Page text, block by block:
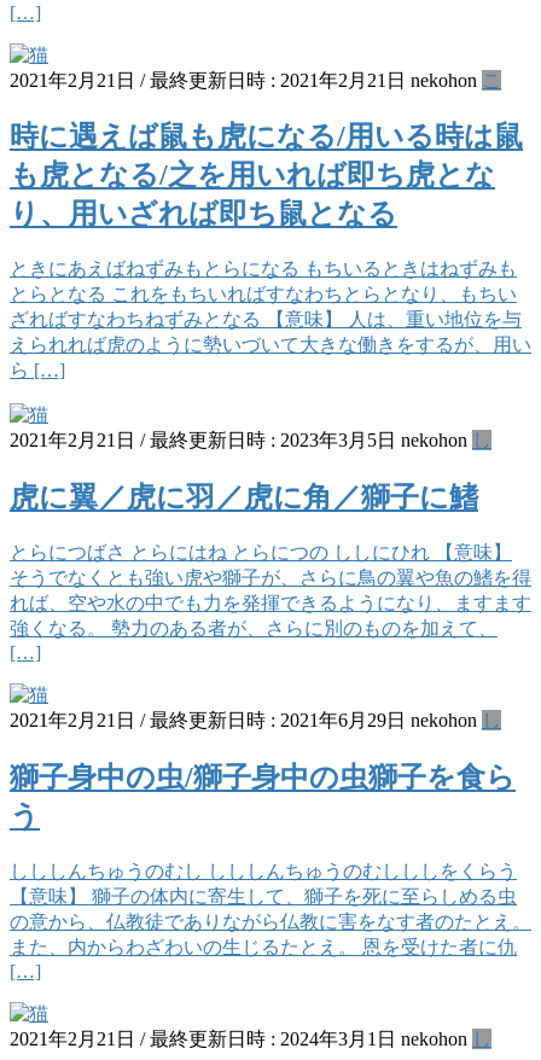
[…]
2021年2月21日 / 最終更新日時 : 2021年2月21日 nekohon こ
時に遇えば鼠も虎になる/用いる時は鼠
も虎となる/之を用いれば即ち虎とな
り、用いざれば即ち鼠となる
ときにあえばねずみもとらになる もちいるときはねずみも
とらとなる これをもちいればすなわちとらとなり、もちい
ざればすなわちねずみとなる 【意味】 人は、重い地位を与
えられれば虎のように勢いづいて大きな働きをするが、用い
ら […]
2021年2月21日 / 最終更新日時 : 2023年3月5日 nekohon し
虎に翼／虎に羽／虎に角／獅子に鰭
とらにつばさ とらにはね とらにつの ししにひれ 【意味】
そうでなくとも強い虎や獅子が、さらに鳥の翼や魚の鰭を得
れば、空や水の中でも力を発揮できるようになり、ますます
強くなる。 勢力のある者が、さらに別のものを加えて、
[…]
2021年2月21日 / 最終更新日時 : 2021年6月29日 nekohon し
獅子身中の虫/獅子身中の虫獅子を食ら
う
しししんちゅうのむし しししんちゅうのむしししをくらう
【意味】 獅子の体内に寄生して、獅子を死に至らしめる虫
の意から、仏教徒でありながら仏教に害をなす者のたとえ。
また、内からわざわいの生じるたとえ。 恩を受けた者に仇
[…]
2021年2月21日 / 最終更新日時 : 2024年3月1日 nekohon し